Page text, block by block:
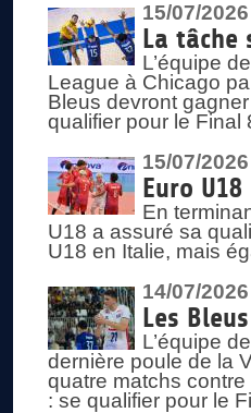
15/07/2026
La tâche
L’équipe
League à Chicago
Bleus devront
qualifier pour le Final
15/07/2026
Euro
En
U18 a assuré sa
U18 en Italie, mais
14/07/2026
Les
L’équipe
dernière poule de la
quatre matchs
: se qualifier pour le